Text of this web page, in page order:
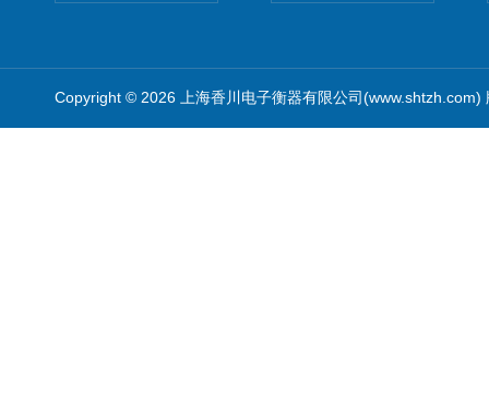
Copyright © 2026 上海香川电子衡器有限公司(www.shtzh.com)